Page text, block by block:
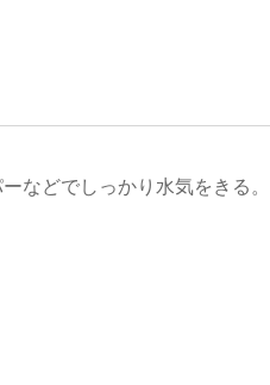
などでしっかり水気をきる。